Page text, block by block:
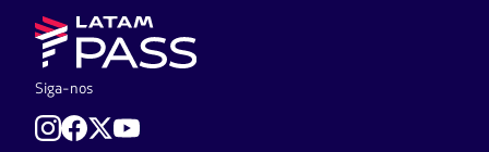
Siga-nos